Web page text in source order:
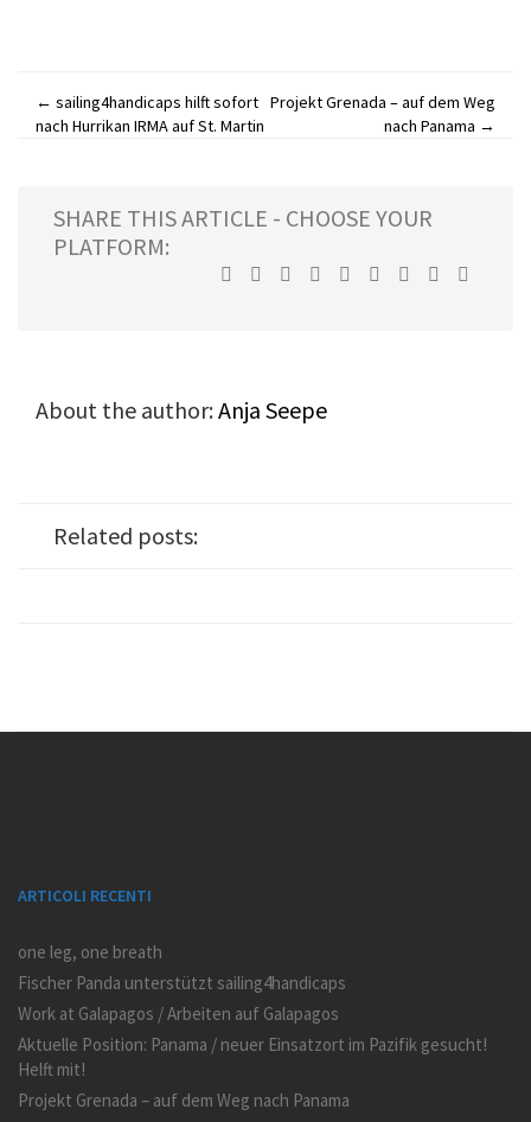
Post
← sailing4handicaps hilft sofort
nach Hurrikan IRMA auf St. Martin
Projekt Grenada – auf dem Weg
nach Panama →
SHARE THIS ARTICLE - CHOOSE YOUR
PLATFORM:
About the author:Anja Seepe
Related posts:
ARTICOLI RECENTI
one leg, one breath
Fischer Panda unterstützt sailing4handicaps
Work at Galapagos / Arbeiten auf Galapagos
Aktuelle Position: Panama / neuer Einsatzort im Pazifik gesucht!
Helft mit!
Projekt Grenada – auf dem Weg nach Panama